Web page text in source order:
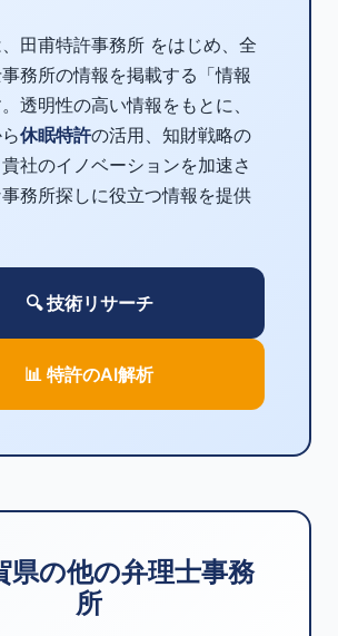
田甫特許事務所 をはじめ、全
務所の情報を掲載する「情報
透明性の高い情報をもとに、
休眠特許の活用、知財戦略の
社のイノベーションを加速さ
務所探しに役立つ情報を提供
🔍 技術リサーチ
📊 特許のAI解析
県の他の弁理士事務
所